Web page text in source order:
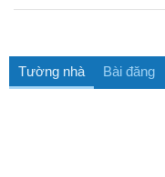
Tường nhà Bài đăng